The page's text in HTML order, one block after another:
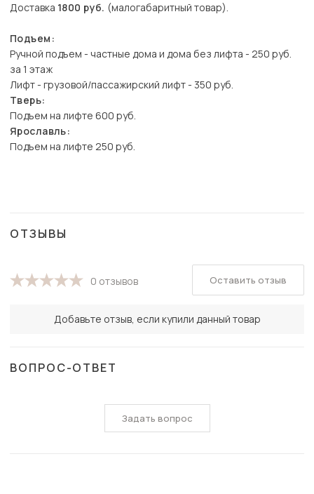
Доставка 1800 руб. (малогабаритный товар).
Подъем:
Ручной подъем - частные дома и дома без лифта - 250 руб.
за 1 этаж
Лифт - грузовой/пассажирский лифт - 350 руб.
Тверь:
Подъем на лифте 600 руб.
Ярославль:
Подъем на лифте 250 руб.
ОТЗЫВЫ
0 отзывов
Добавьте отзыв, если купили данный товар
Оставить отзыв
ВОПРОС-ОТВЕТ
Задать вопрос